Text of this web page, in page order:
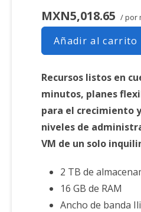
MXN5,018.65 / por
Añadir al carrito
Recursos listos en
minutos, planes
para el crecimiento
niveles de
VM de un solo
2 TB de
16 GB de RAM
Ancho de banda